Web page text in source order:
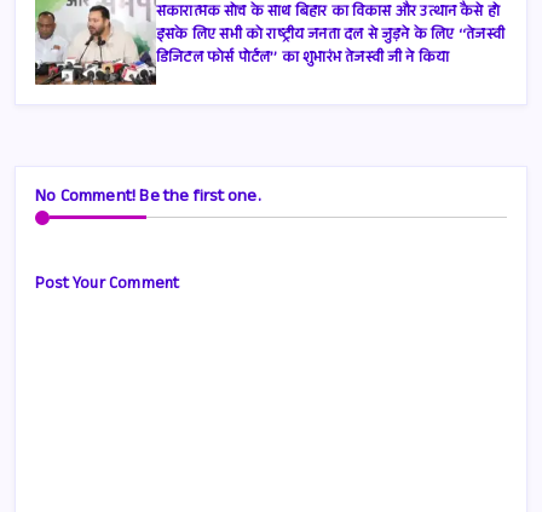
सकारात्मक सोच के साथ बिहार का विकास और उत्थान कैसे हो
इसके लिए सभी को राष्ट्रीय जनता दल से जुड़ने के लिए ‘‘तेजस्वी
डिजिटल फोर्स पोर्टल’’ का शुभारंभ तेजस्वी जी ने किया
No Comment! Be the first one.
Post Your Comment